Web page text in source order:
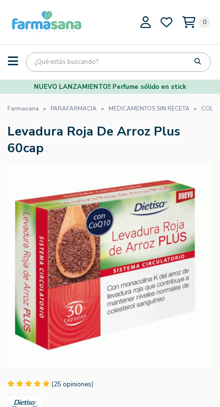
0
NUEVO LANZAMIENTO!! Perfume sólido en stick
Farmasana PARAFARMACIA MEDICAMENTOS SIN RECETA
Levadura Roja De Arroz Plus
60cap
(25 opiniones)